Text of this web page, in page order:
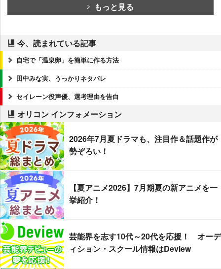
もっと見る
今、読まれている記事
自宅で「温泉卵」を簡単に作る方法
田中みな実、うっかりネタバレ
セイレーン役声優、選考理由を告白
オリコン インフォメーション
2026年7月夏ドラマも、注目作＆話題作が
勢ぞろい！
【夏アニメ2026】7月期夏の新アニメを一
挙紹介！
芸能界を志す10代～20代を応援！ オーデ
ィション・スクール情報はDeview